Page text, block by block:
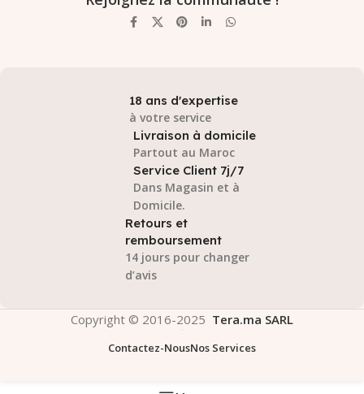
18 ans d'expertise
à votre service
Livraison à domicile
Partout au Maroc
Service Client 7j/7
Dans Magasin et à
Domicile.
Retours et
remboursement
14 jours pour changer
d’avis
Copyright © 2016-2025 Tera.ma SARL
Contactez-NousNos Services